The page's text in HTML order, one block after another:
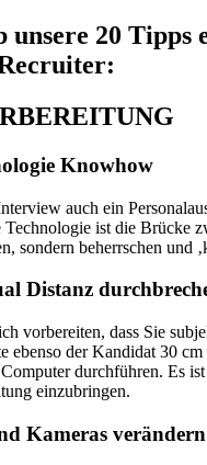
unsere 20 Tipps
Knowhow
auch ein
ist die Brücke
sondern beherrschen und
Distanz
vorbereiten, dass Sie
ebenso der Kandidat 30
durchführen. Es
einzubringen.
Kameras